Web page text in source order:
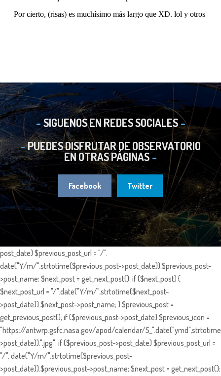
SIGUENOS EN REDES SOCIALES
PUEDES DISFRUTAR DE OBSERVATORIO
EN OTRAS PÁGINAS
Facebook Twitter
post_date) $previous_post_url = "/".
date("Y/m/",strtotime($previous_post->post_date)).$previous_post-
>post_name; $next_post = get_next_post(); if ($next_post) {
$next_post_url = "/".date("Y/m/",strtotime($next_post-
>post_date)).$next_post->post_name; } $previous_post =
get_previous_post(); if ($previous_post->post_date) $previous_icon =
"https://antwrp.gsfc.nasa.gov/apod/calendar/
>post_date)).".jpg"; if ($previous_post->post_date) $previous_post_url =
"/". date("Y/m/",strtotime($previous_post-
>post_date)).$previous_post->post_name; $next_post = get_next_post();